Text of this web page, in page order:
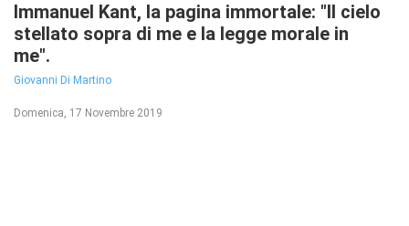
Immanuel Kant, la pagina immortale: "Il cielo
stellato sopra di me e la legge morale in
me".
Giovanni Di Martino
Domenica, 17 Novembre 2019